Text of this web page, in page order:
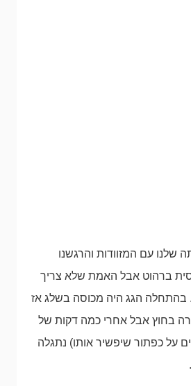
שלנו עם המזוודות והרגשנו
ברהוט אבל האמת שלא צריך
בהתחלה הגג היה מכוסה בשלג אז
בחוץ אבל אחרי כמה דקות של
על כפתור שיפשיר אותו) נתגלה